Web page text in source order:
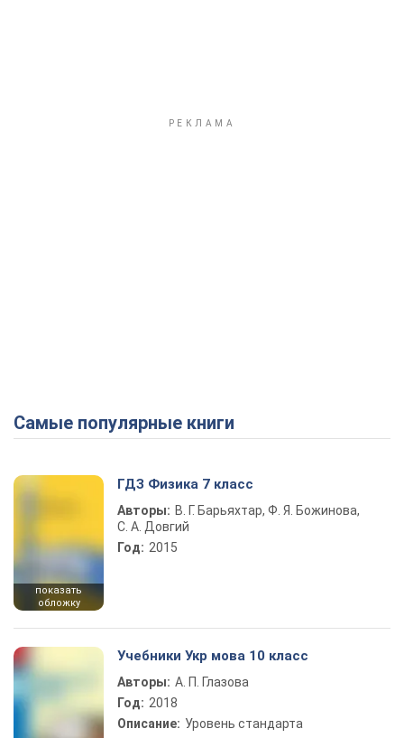
Самые популярные книги
показать
обложку
ГДЗ Физика 7 класс
Авторы: В. Г. Барьяхтар, Ф. Я. Божинова,
С. А. Довгий
Год: 2015
Учебники Укр мова 10 класс
Авторы: А. П. Глазова
Год: 2018
Описание: Уровень стандарта